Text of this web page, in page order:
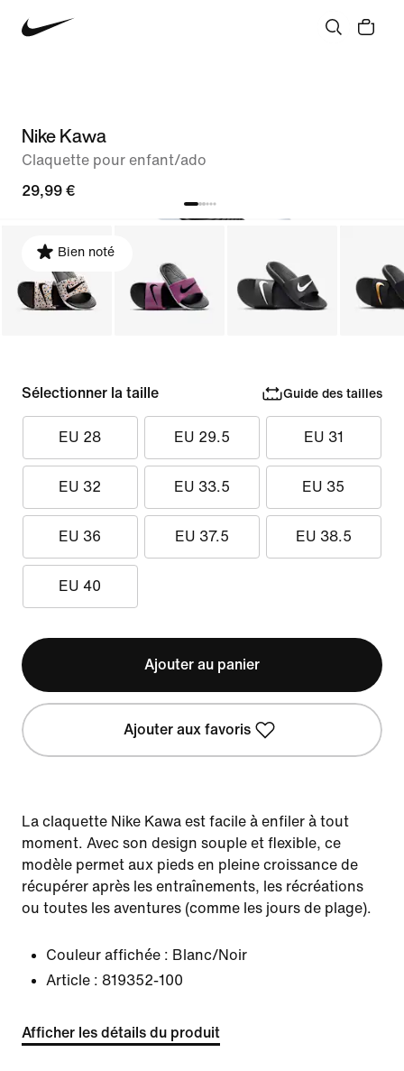
Nike Kawa
Claquette pour enfant/ado
29,99 €
Bien noté
Sélectionner la taille Guide des tailles
EU 28 EU 29.5 EU 31
EU 32 EU 33.5 EU 35
EU 36 EU 37.5 EU 38.5
EU 40
Ajouter au panier
Ajouter aux favoris
La claquette Nike Kawa est facile à enfiler à tout
moment. Avec son design souple et flexible, ce
modèle permet aux pieds en pleine croissance de
récupérer après les entraînements, les récréations
ou toutes les aventures (comme les jours de plage).
Couleur affichée : Blanc/Noir
Article : 819352-100
Afficher les détails du produit